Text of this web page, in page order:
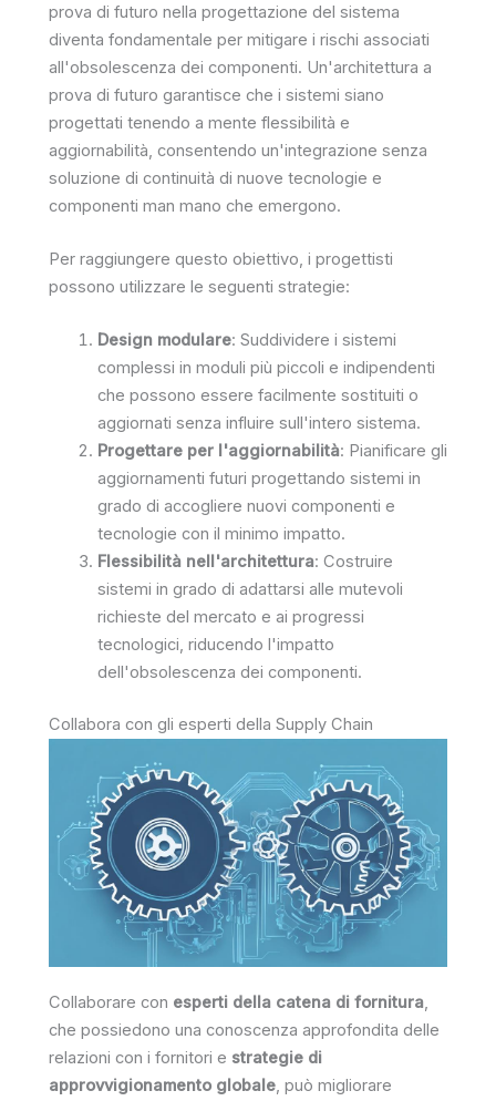
prova di futuro nella progettazione del sistema
diventa fondamentale per mitigare i rischi associati
all'obsolescenza dei componenti. Un'architettura a
prova di futuro garantisce che i sistemi siano
progettati tenendo a mente flessibilità e
aggiornabilità, consentendo un'integrazione senza
soluzione di continuità di nuove tecnologie e
componenti man mano che emergono.
Per raggiungere questo obiettivo, i progettisti
possono utilizzare le seguenti strategie:
Design modulare: Suddividere i sistemi
complessi in moduli più piccoli e indipendenti
che possono essere facilmente sostituiti o
aggiornati senza influire sull'intero sistema.
Progettare per l'aggiornabilità: Pianificare gli
aggiornamenti futuri progettando sistemi in
grado di accogliere nuovi componenti e
tecnologie con il minimo impatto.
Flessibilità nell'architettura: Costruire
sistemi in grado di adattarsi alle mutevoli
richieste del mercato e ai progressi
tecnologici, riducendo l'impatto
dell'obsolescenza dei componenti.
Collabora con gli esperti della Supply Chain
Collaborare con esperti della catena di fornitura,
che possiedono una conoscenza approfondita delle
relazioni con i fornitori e strategie di
approvvigionamento globale, può migliorare